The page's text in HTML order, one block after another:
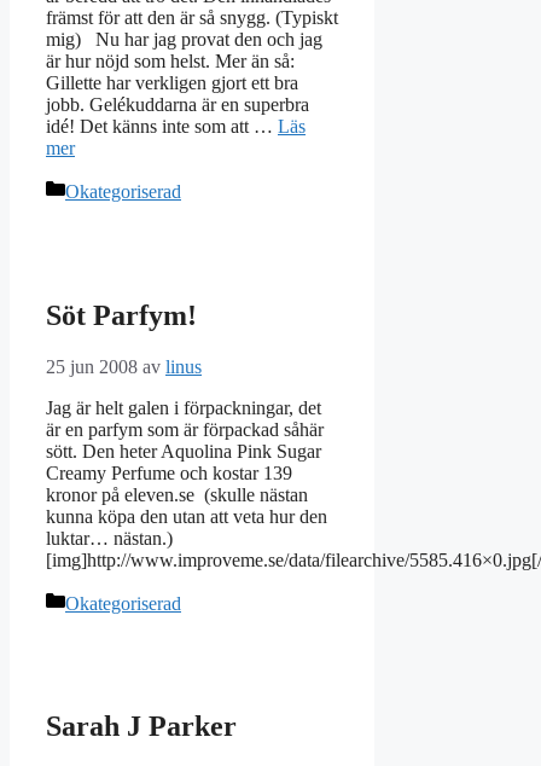
främst för att den är så snygg. (Typiskt
mig) Nu har jag provat den och jag
är hur nöjd som helst. Mer än så:
Gillette har verkligen gjort ett bra
jobb. Gelékuddarna är en superbra
idé! Det känns inte som att … Läs
mer
Kategorier
Okategoriserad
Söt Parfym!
25 jun 2008 av linus
Jag är helt galen i förpackningar, det
är en parfym som är förpackad såhär
sött. Den heter Aquolina Pink Sugar
Creamy Perfume och kostar 139
kronor på eleven.se (skulle nästan
kunna köpa den utan att veta hur den
luktar… nästan.)
[img]http://www.improveme.se/data/filearchive/
Kategorier
Okategoriserad
Sarah J Parker